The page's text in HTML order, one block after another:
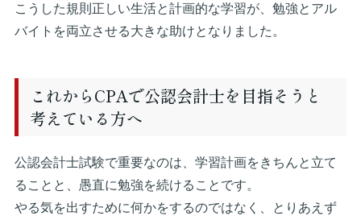
こうした規則正しい生活と計画的な学習が、勉強とアル
バイトを両立させる大きな助けとなりました。
これからCPAで公認会計士を目指そうと
考えている方へ
公認会計士試験で重要なのは、学習計画をきちんと立て
ることと、愚直に勉強を続けることです。
やる気を出すために何かをするのではなく、とりあえず